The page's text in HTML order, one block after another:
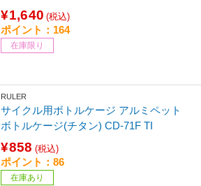
¥1,640 (税込)
ポイント：164
在庫限り
RULER
サイクル用ボトルケージ アルミペット
ボトルケージ(チタン) CD-71F TI
¥858 (税込)
ポイント：86
在庫あり